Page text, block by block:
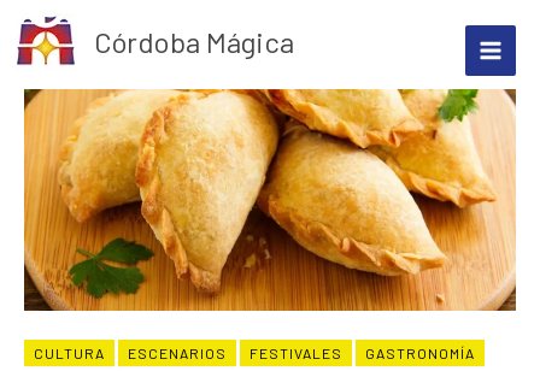
contenido
Córdoba Mágica
CULTURA ESCENARIOS FESTIVALES GASTRONOMÍA